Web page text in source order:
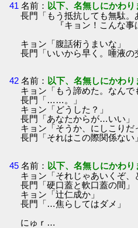
41 名前： 以下、名無しにかわ
長門「もう抵抗しても無駄
『キョン！こんな事はも
キョン「腹話術うまいな」
長門「いいから早く。唾液の
42 名前： 以下、名無しにかわ
キョン「もう諦めた。なんで
長門「……。」
キョン「どうした？」
長門「あなたからが…いい」
キョン「そうか、にしこりだ
長門「それはこの際関係ない」
45 名前： 以下、名無しにかわ
キョン「それじゃあいくぞ、
長門「硬口蓋と軟口蓋の間」
キョン「辻仁成か」
長門「…焦らしてはダメ」
にゅｒ…